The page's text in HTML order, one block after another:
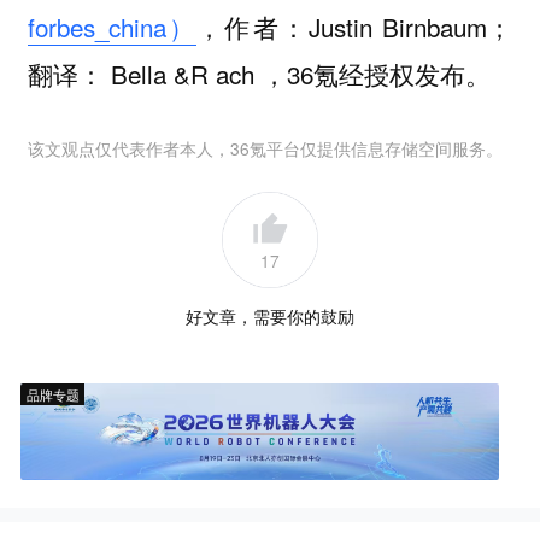
forbes_china）
，作者：Justin Birnbaum；
翻译： Bella &R ach ，36氪经授权发布。
该文观点仅代表作者本人，36氪平台仅提供信息存储空间服务。
17
好文章，需要你的鼓励
品牌专题